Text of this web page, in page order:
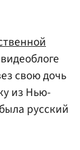
свою дочь
из Нью-
русский